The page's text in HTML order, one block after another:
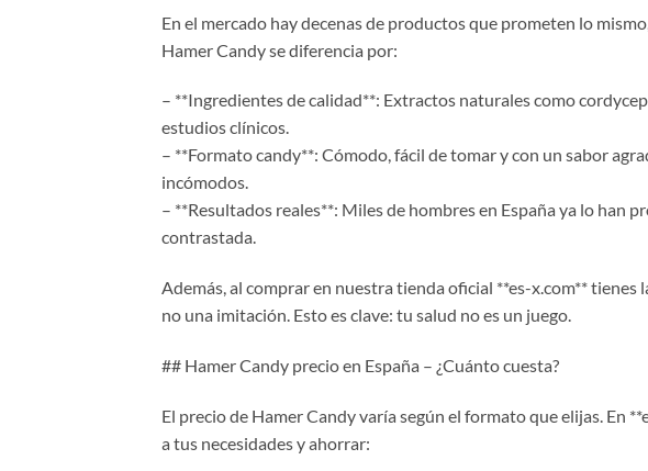
En el mercado hay decenas de productos que prometen lo
Hamer Candy se diferencia por:
– **Ingredientes de calidad**: Extractos naturales como
estudios clínicos.
– **Formato candy**: Cómodo, fácil de tomar y con un sabor
incómodos.
– **Resultados reales**: Miles de hombres en España ya lo han
contrastada.
Además, al comprar en nuestra tienda oficial **es-x.com**
no una imitación. Esto es clave: tu salud no es un juego.
## Hamer Candy precio en España – ¿Cuánto cuesta?
El precio de Hamer Candy varía según el formato que elijas. En
a tus necesidades y ahorrar: